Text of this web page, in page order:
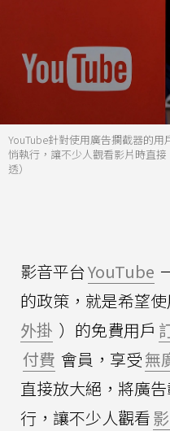
YouTube針對使用廣告攔截器的
悄執行，讓不少人觀看影片時直
透）
影音平台YouTube
的政策，就是希望使
外掛 ）的免費用戶
付費 會員，享受無
直接放大絕，將廣
行，讓不少人觀看